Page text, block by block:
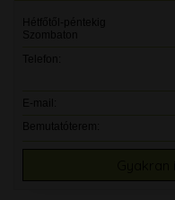
Hétfőtől-péntekig
Szombaton
Telefon:
E-mail:
Bemutatóterem: